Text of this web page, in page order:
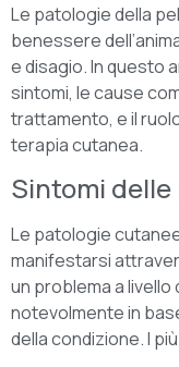
Le patologie della
benessere
e disagio. In questo
sintomi, le cause
trattamento, e il
terapia cutanea.
Sintomi
Le patologie
manifestarsi
un problema a
notevolmente in
della condizione. I